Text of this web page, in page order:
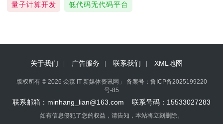
量子计算开发 低代码无代码平台
关于我们 广告服务 联系我们 XML地图
版权所有 © 2026 众森 IT 新媒体资讯网」 备案号： 鲁ICP备2025199220
号-85
联系邮箱：minhang_lian@163.com 联系号码：15533027283
如有信息侵犯了您的权益，请告知，本站将立刻删除。